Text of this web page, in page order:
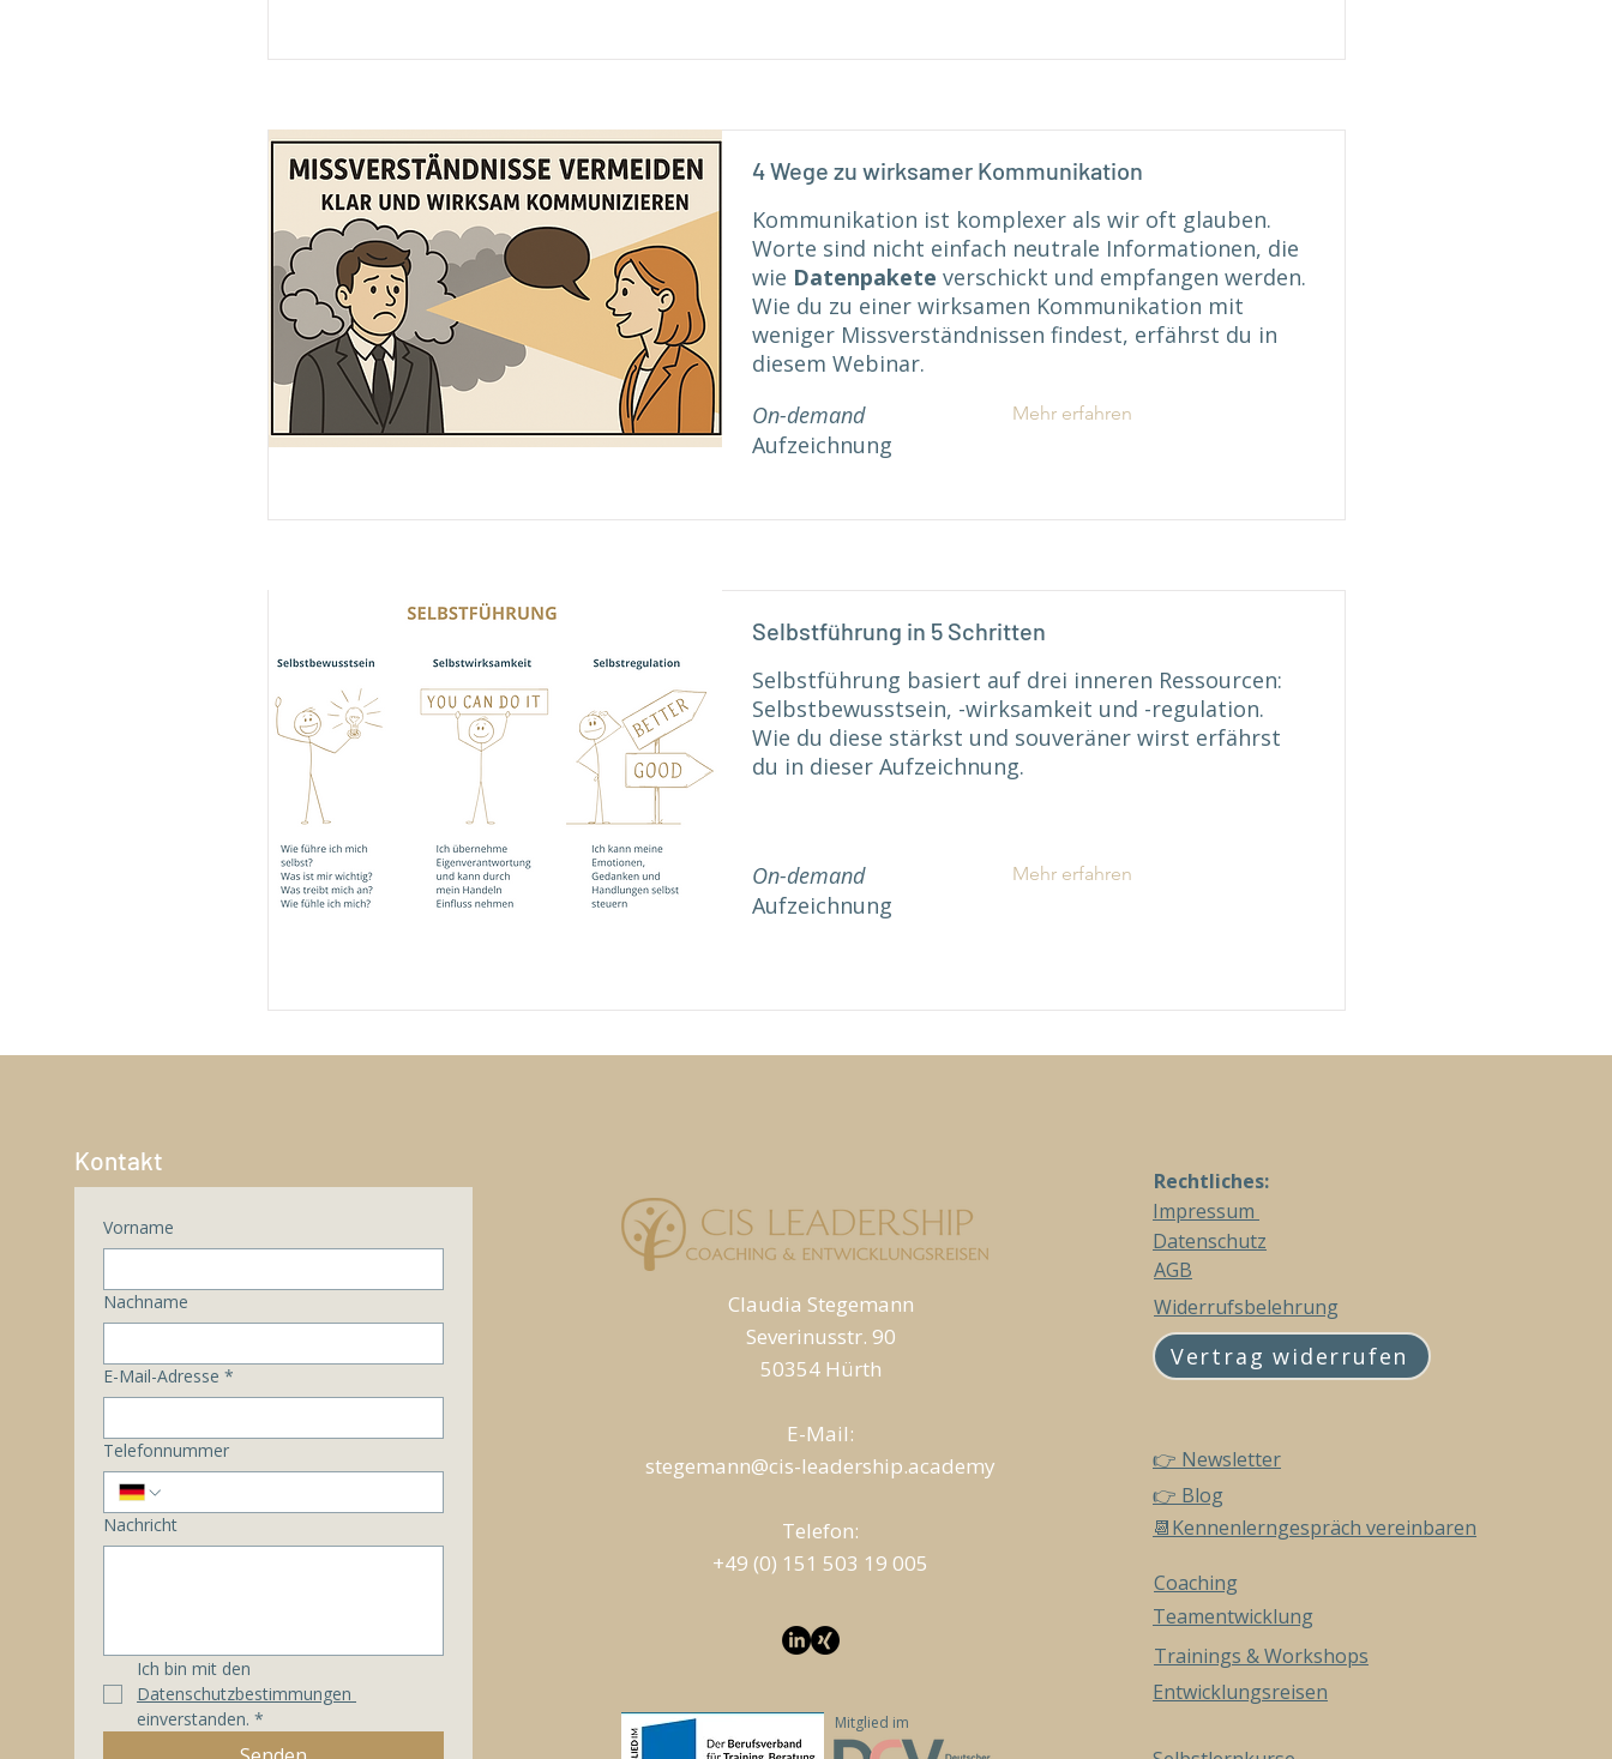
4 Wege zu wirksamer Kommunikation
Kommunikation ist komplexer als wir oft glauben.
Worte sind nicht einfach neutrale Informationen, die
wie Datenpakete verschickt und empfangen werden.
Wie du zu einer wirksamen Kommunikation mit
weniger Missverständnissen findest, erfährst du in
diesem Webinar.
On-demand
Aufzeichnung
Mehr erfahren
Selbstführung in 5 Schritten
Selbstführung basiert auf drei inneren Ressourcen:
Selbstbewusstsein, -wirksamkeit und -regulation.
Wie du diese stärkst und souveräner wirst erfährst
du in dieser Aufzeichnung.
On-demand
Aufzeichnung
Mehr erfahren
Kontakt
Vorname
Nachname
E-Mail-Adresse *
Telefonnummer
Nachricht
einverstanden. *
Claudia Stegemann
Severinusstr. 90
50354 Hürth
E-Mail:
stegemann@cis-leadership.academy
Telefon:
+49 (0) 151 503 19 005
Mitglied im
Rechtliches:
Impressum
Datenschutz
AGB
Widerrufsbelehrung
Vertrag widerrufen
👉 Newsletter
👉 Blog
📆Kennenlerngespräch vereinbaren
Coaching
Teamentwicklung
Trainings & Workshops
Entwicklungsreisen